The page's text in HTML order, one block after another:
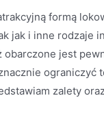
formą
jak i inne rodzaje
jest
ograniczyć
zalety